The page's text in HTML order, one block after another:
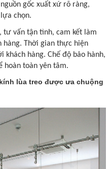
gốc xuất xứ rõ ràng,
chọn.
tư vấn tận tình, cam kết làm
hàng. Thời gian thực hiện
khách hàng. Chế độ bảo hành,
hoàn toàn yên tâm.
lùa treo được ưa chuộng